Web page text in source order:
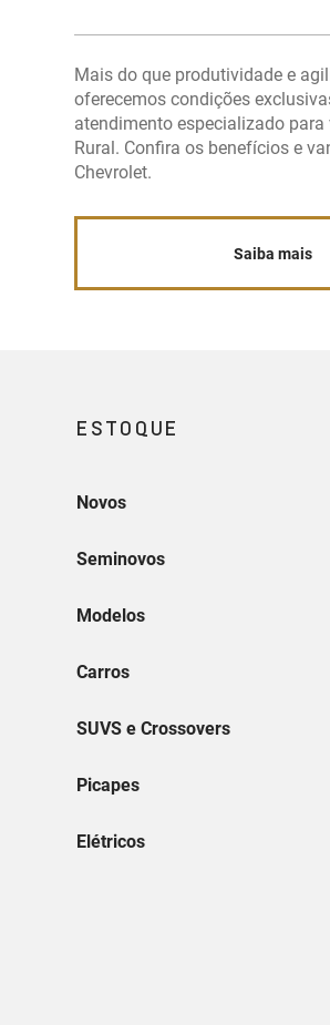
Mais do que produtividade e
oferecemos condições
atendimento especializado para
Rural. Confira os benefícios e
Chevrolet.
Saiba mais